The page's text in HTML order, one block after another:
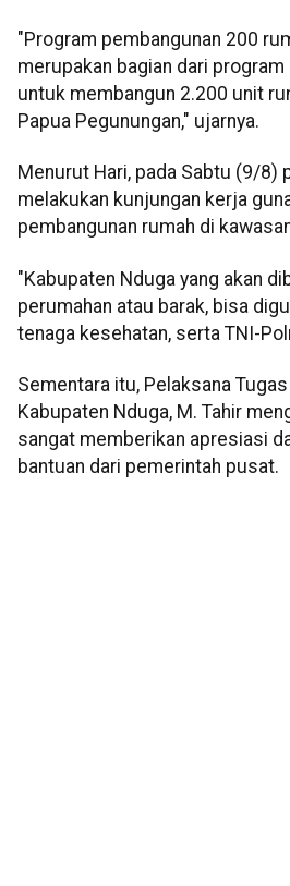
"Program pembangunan 200
merupakan bagian dari
untuk membangun 2.200 unit
Papua Pegunungan," ujarnya.
Menurut Hari, pada Sabtu (9/8)
melakukan kunjungan kerja
pembangunan rumah di
"Kabupaten Nduga yang akan
perumahan atau barak, bisa
tenaga kesehatan, serta TNI-
Sementara itu, Pelaksana
Kabupaten Nduga, M. Tahir
sangat memberikan apresiasi
bantuan dari pemerintah pusat.